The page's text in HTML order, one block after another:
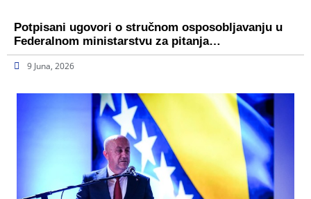
Potpisani ugovori o stručnom osposobljavanju u
Federalnom ministarstvu za pitanja…
9 Juna, 2026